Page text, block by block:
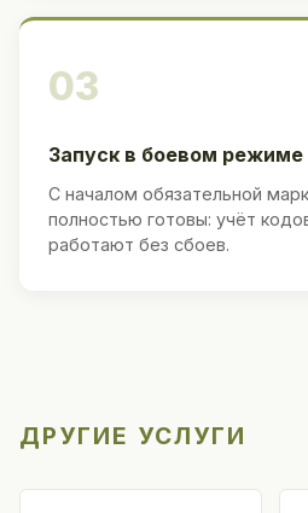
03
Запуск в боевом режиме
С началом обязательной
полностью готовы: учёт
работают без сбоев.
ДРУГИЕ УСЛУГИ